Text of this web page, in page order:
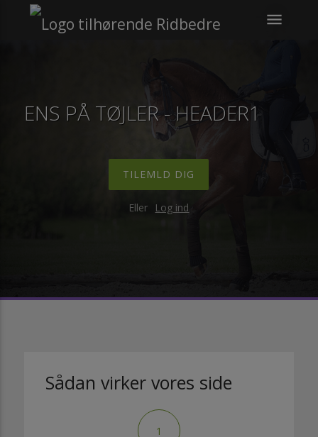
menu
ENS PÅ TØJLER - HEADER1
TILEMLD DIG
Eller Log ind
Sådan virker vores side
1